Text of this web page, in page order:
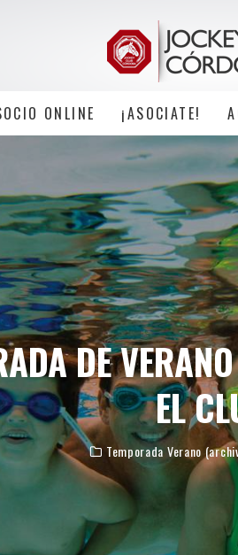
ONLINE ¡ASOCIATE!
DE
EL
Temporada Verano